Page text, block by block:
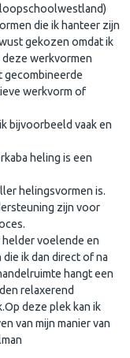
die ik hanteer zijn
gekozen omdat ik
werkvormen
gecombineerde
werkvorm of
bijvoorbeeld vaak en
heling is een
helingsvormen is.
zijn voor
helder voelende en
ik dan direct of na
hangt een
relaxerend
deze plek kan ik
van mijn manier van